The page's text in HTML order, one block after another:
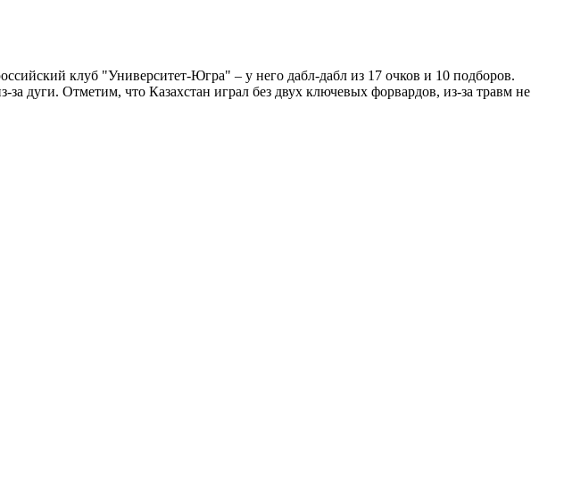
клуб "Университет-Югра" – у него дабл-дабл из 17 очков и 10 подборов.
дуги. Отметим, что Казахстан играл без двух ключевых форвардов, из-за травм не